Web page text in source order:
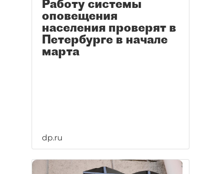
Работу системы
оповещения
населения проверят в
Петербурге в начале
марта
dp.ru